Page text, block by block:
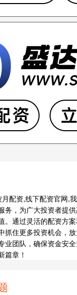
配资,线下配资官网,
务，为广大投资者提
。通过灵活的配资方
抓住更多投资机会，
业团队，确保资金安
篇章！